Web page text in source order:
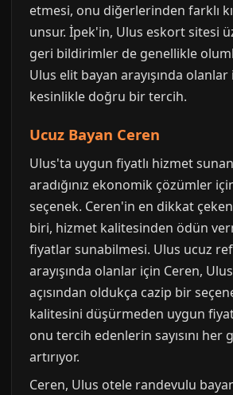
etmesi, onu diğerlerinden farklı
unsur. İpek'in, Ulus eskort sitesi
geri bildirimler de genellikle
Ulus elit bayan arayışında
kesinlikle doğru bir tercih.
Ucuz Bayan Ceren
Ulus'ta uygun fiyatlı hizmet
aradığınız ekonomik çözümler
seçenek. Ceren'in en dikkat
biri, hizmet kalitesinden ödün
fiyatlar sunabilmesi. Ulus ucuz
arayışında olanlar için Ceren,
açısından oldukça cazip bir
kalitesini düşürmeden uygun
onu tercih edenlerin sayısını her
artırıyor.
Ceren, Ulus otele randevulu